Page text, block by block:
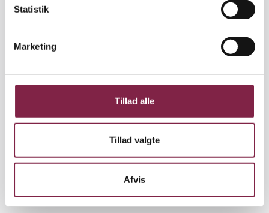
Statistik
Marketing
Tillad alle
Tillad valgte
Afvis
• Observer barnet i forskellige situationer. Ofte
stammer barnet kun i bestemte situationer.
• Giv dig god tid, når du taler med barnet.
• Sig aldrig ordene for barnet.